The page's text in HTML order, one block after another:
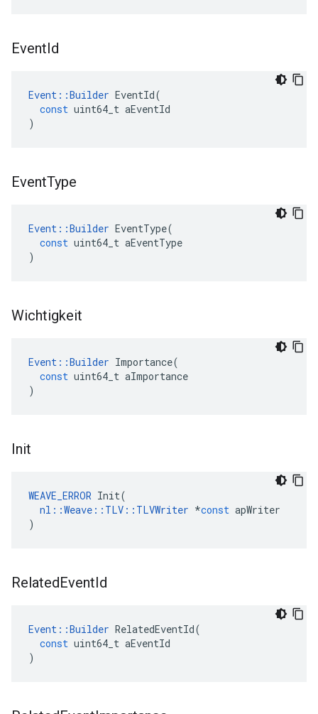
EventId
Event ::Builder EventId(
const uint64_t aEventId
)
EventType
Event ::Builder EventType(
const uint64_t aEventType
)
Wichtigkeit
Event ::Builder Importance(
const uint64_t aImportance
)
Init
WEAVE_ERROR Init(
nl ::Weave :: TLV :: TLVWriter *const apWriter
)
RelatedEventId
Event ::Builder RelatedEventId(
const uint64_t aEventId
)